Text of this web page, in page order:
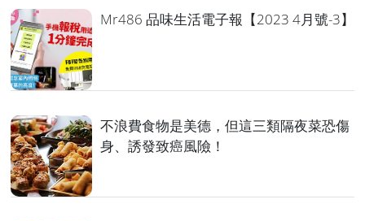
Mr486 品味生活電子報【2023 4月號-3】
不浪費食物是美德，但這三類隔夜菜恐傷
身、誘發致癌風險！